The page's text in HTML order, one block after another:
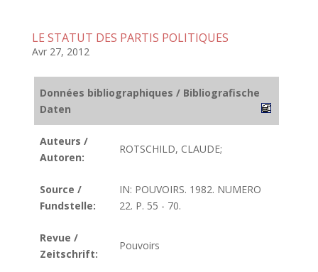
LE STATUT DES PARTIS POLITIQUES
Avr 27, 2012
Données bibliographiques / Bibliografische
Daten
Auteurs /
Autoren:
ROTSCHILD, CLAUDE;
Source /
Fundstelle:
IN: POUVOIRS. 1982. NUMERO
22. P. 55 - 70.
Revue /
Zeitschrift:
Pouvoirs